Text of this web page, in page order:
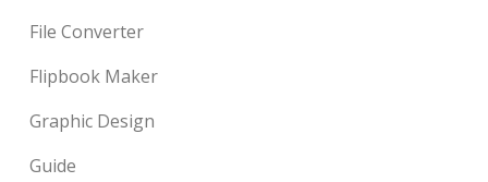
File Converter
Flipbook Maker
Graphic Design
Guide